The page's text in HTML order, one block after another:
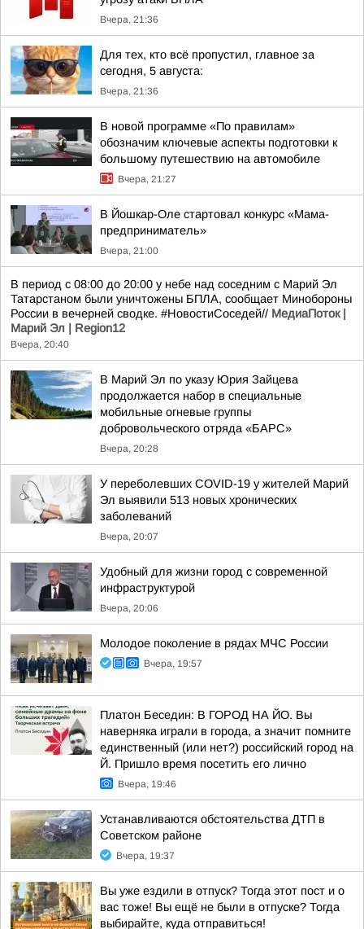
Вчера, 21:36
Для тех, кто всё пропустил, главное за
сегодня, 5 августа:
Вчера, 21:36
В новой программе «По правилам»
обозначим ключевые аспекты подготовки к
большому путешествию на автомобиле
Вчера, 21:27
В Йошкар-Оле стартовал конкурс «Мама-
предприниматель»
Вчера, 21:00
В период с 08:00 до 20:00 у небе над соседним с Марий Эл
Татарстаном были уничтожены БПЛА, сообщает Минобороны
России в вечерней сводке. #НовостиСоседей// МедиаПоток |
Марий Эл | Region12
Вчера, 20:40
В Марий Эл по указу Юрия Зайцева
продолжается набор в специальные
мобильные огневые группы
добровольческого отряда «БАРС»
Вчера, 20:28
У переболевших COVID-19 у жителей Марий
Эл выявили 513 новых хронических
заболеваний
Вчера, 20:07
Удобный для жизни город с современной
инфраструктурой
Вчера, 20:06
Молодое поколение в рядах МЧС России
Вчера, 19:57
Платон Беседин: В ГОРОД НА ЙО. Вы
наверняка играли в города, а значит помните
единственный (или нет?) российский город на
Й. Пришло время посетить его лично
Вчера, 19:46
Устанавливаются обстоятельства ДТП в
Советском районе
Вчера, 19:37
Вы уже ездили в отпуск? Тогда этот пост и о
вас тоже! Вы ещё не были в отпуске? Тогда
выбирайте, куда отправиться!